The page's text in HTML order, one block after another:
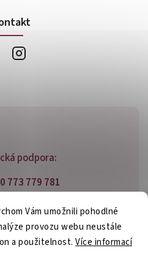
Vám umožnili pohodlné
provozu webu neustále
a použitelnost. Více informací
podpora:
773 779 781